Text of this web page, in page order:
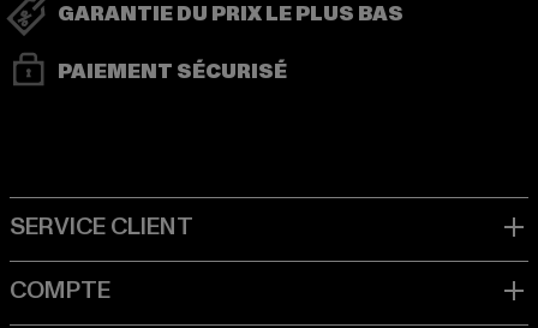
GARANTIE DU PRIX LE PLUS BAS
PAIEMENT SÉCURISÉ